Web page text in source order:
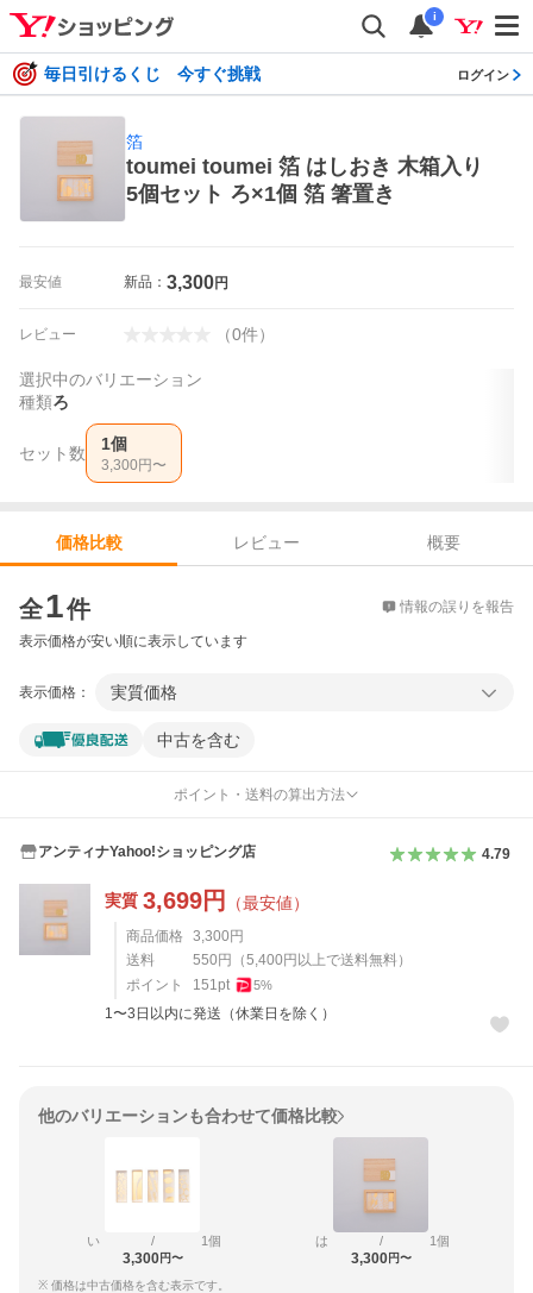
i
毎日引けるくじ 今すぐ挑戦 ログイン
箔
toumei toumei 箔 はしおき 木箱入り
5個セット ろ×1個 箔 箸置き
最安値 新品： 3,300円
レビュー （0件）
選択中のバリエーション
種類ろ
セット数 1個
3,300 円〜
価格比較 レビュー
概要
全1件 情報の誤りを報告
表示価格が安い順に表示しています
表示価格： 実質価格
中古を含む
ポイント・送料の算出方法
アンティナYahoo!ショッピング店 4.79
実質 3,699円 （最安値）
商品価格 3,300 円
送料
550 円 （5,400 円以上で送料無料）
ポイント
151pt 5%
1〜3日以内に発送（休業日を除く）
他のバリエーションも合わせて価格比較
い / 1個
3,300円〜
は / 1個
3,300円〜
※ 価格は中古価格を含む表示です。